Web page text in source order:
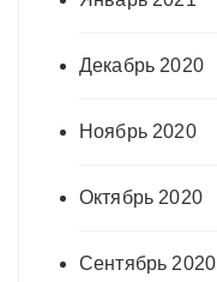
Декабрь 2020
Ноябрь 2020
Октябрь 2020
Сентябрь 2020